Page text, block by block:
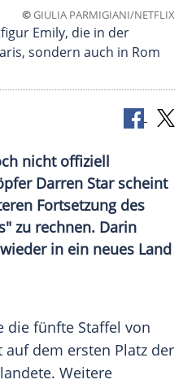
©GIULIA PARMIGIANI/NETFLIX
Emily, die in der
sondern auch in Rom
nicht offiziell
Darren Star scheint
Fortsetzung des
zu rechnen. Darin
in ein neues Land
die fünfte Staffel von
dem ersten Platz der
Weitere